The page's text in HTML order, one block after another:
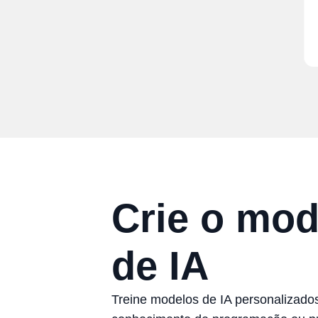
Crie o
de IA
Treine modelos de IA